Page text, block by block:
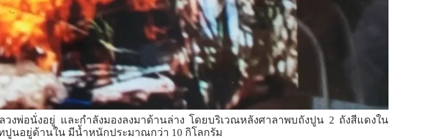
งพ่อนั่งอยู่ และกำลังมองลงมาด้านล่าง โดยบริเวณหลังศาลาพบถังปูน 2 ถังสีแดงใน
ปูนอยู่ด้านใน มีน้ำหนักประมาณกว่า 10 กิโลกรัม